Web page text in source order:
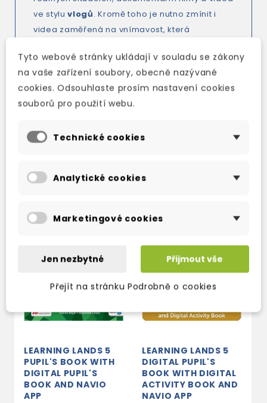
ve stylu vlogů. Kromě toho je nutno zmínit i
videa zaměřená na vnímavost, která
poskytují klidnější a příjemnější cestu k učení.
More information
LEARNING LANDS 5
PUPIL'S BOOK WITH
DIGITAL PUPIL'S
BOOK AND NAVIO
APP
LEARNING LANDS 5
DIGITAL PUPIL'S
BOOK WITH DIGITAL
ACTIVITY BOOK AND
NAVIO APP
Tyto webové stránky ukládají v souladu se zákony
na vaše zařízení soubory, obecně nazývané
cookies. Odsouhlaste prosím nastavení cookies
souborů pro použití webu.
Technické cookies
Analytické cookies
Marketingové cookies
Jen nezbytné Přijmout vše
Přejít na stránku Podrobně o cookies